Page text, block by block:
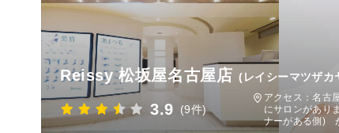
Reissy 松坂屋名古屋店 (レイシーマツザカ
3.9 (9件)
アクセス：名古
にサロンがあり
ナーがある側)